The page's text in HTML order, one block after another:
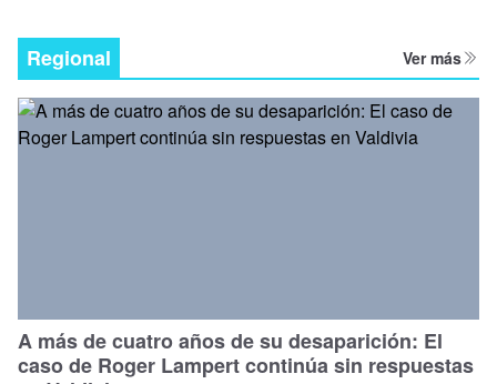
Regional Ver más
A más de cuatro años de su desaparición: El
caso de Roger Lampert continúa sin respuestas